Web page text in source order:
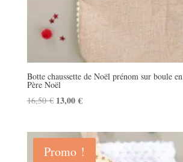
Botte chaussette de Noël prénom sur boule
Père Noël
16,50€ Le
était :
16,50 €.
13,00€Le
est :
13,00 €.
Promo !